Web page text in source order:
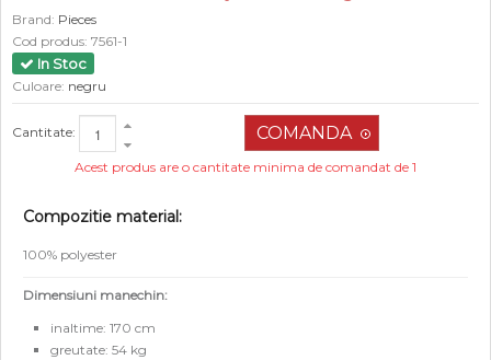
Brand: Pieces
Cod produs: 7561-1
In Stoc
Culoare: negru
Cantitate:
Acest produs are o cantitate minima de comandat de 1
Compozitie material:
100% polyester
Dimensiuni manechin:
inaltime: 170 cm
greutate: 54 kg